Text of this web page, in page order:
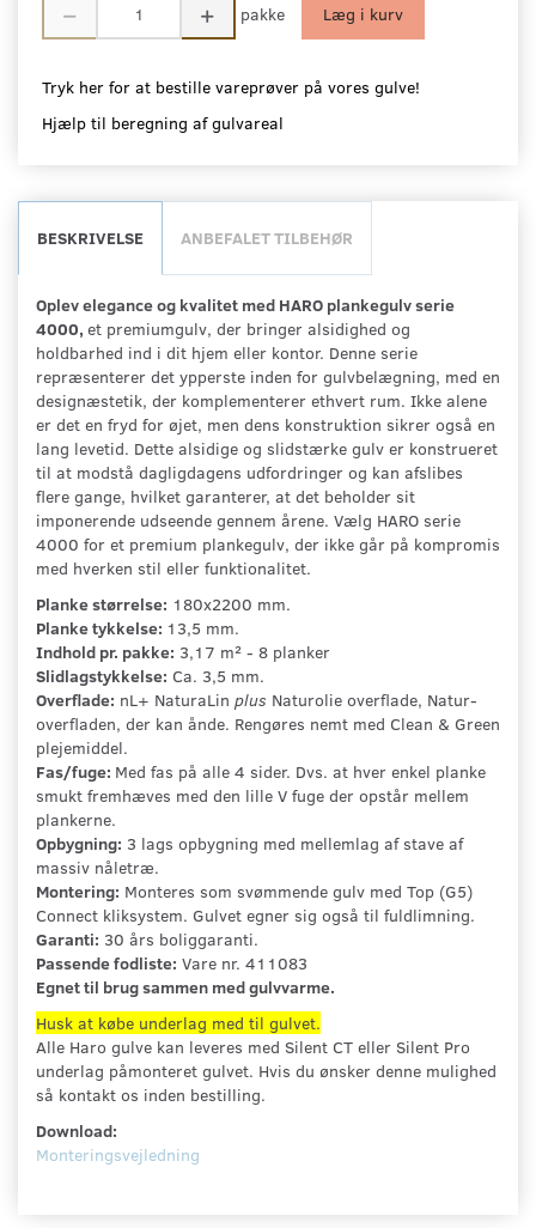
pakke Læg i kurv
Tryk her for at bestille vareprøver på vores gulve!
Hjælp til beregning af gulvareal
BESKRIVELSE ANBEFALET TILBEHØR
Oplev elegance og kvalitet med HARO plankegulv serie
4000, et premiumgulv, der bringer alsidighed og
holdbarhed ind i dit hjem eller kontor. Denne serie
repræsenterer det ypperste inden for gulvbelægning, med en
designæstetik, der komplementerer ethvert rum. Ikke alene
er det en fryd for øjet, men dens konstruktion sikrer også en
lang levetid. Dette alsidige og slidstærke gulv er konstrueret
til at modstå dagligdagens udfordringer og kan afslibes
flere gange, hvilket garanterer, at det beholder sit
imponerende udseende gennem årene. Vælg HARO serie
4000 for et premium plankegulv, der ikke går på kompromis
med hverken stil eller funktionalitet.
Planke størrelse: 180x2200 mm.
Planke tykkelse: 13,5 mm.
Indhold pr. pakke: 3,17 m² - 8 planker
Slidlagstykkelse: Ca. 3,5 mm.
Overflade: nL+ NaturaLin plus Naturolie overflade, Natur-
overfladen, der kan ånde. Rengøres nemt med Clean & Green
plejemiddel.
Fas/fuge: Med fas på alle 4 sider. Dvs. at hver enkel planke
smukt fremhæves med den lille V fuge der opstår mellem
plankerne.
Opbygning: 3 lags opbygning med mellemlag af stave af
massiv nåletræ.
Montering: Monteres som svømmende gulv med Top (G5)
Connect kliksystem. Gulvet egner sig også til fuldlimning.
Garanti: 30 års boliggaranti.
Passende fodliste: Vare nr. 411083
Egnet til brug sammen med gulvvarme.
Husk at købe underlag med til gulvet.
Alle Haro gulve kan leveres med Silent CT eller Silent Pro
underlag påmonteret gulvet. Hvis du ønsker denne mulighed
så kontakt os inden bestilling.
Download:
Monteringsvejledning